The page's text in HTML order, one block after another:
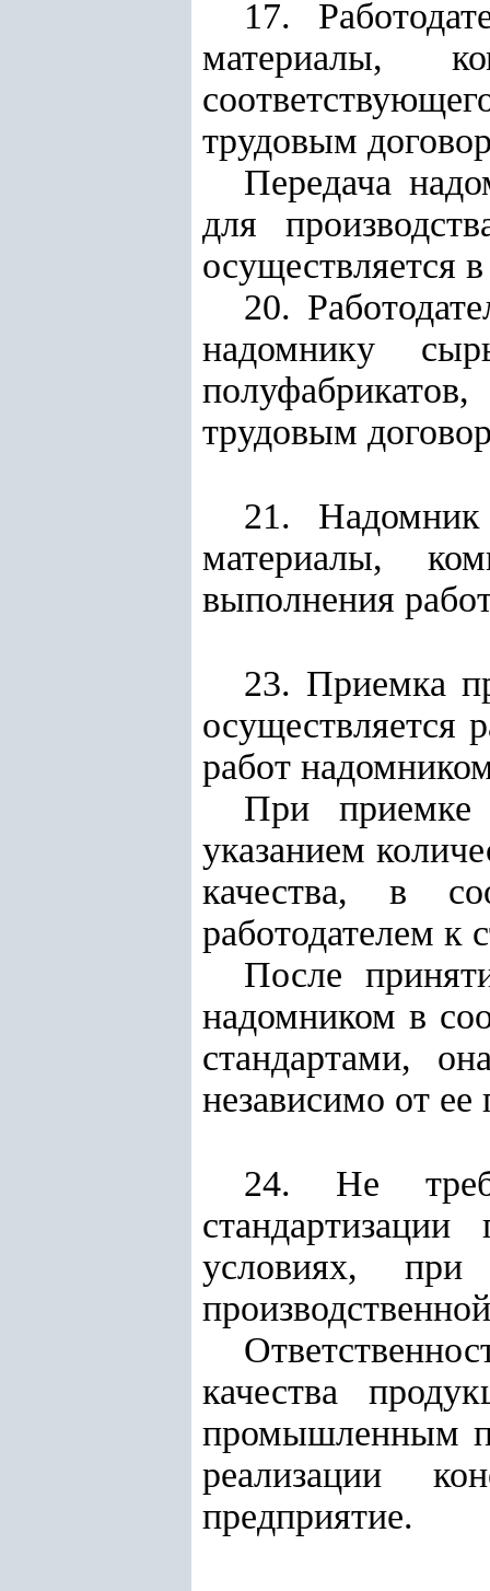
17.
материалы,
трудовым
Передача
для
осуществляется
20.
надомнику
трудовым
21. Надомник
материалы,
выполнения
23. Приемка
осуществляется
работ
При приемке
указанием
качества, в
работодателем к
После
надомником в
стандартами,
независимо от
24. Не
условиях, при
качества
промышленным
реализации
предприятие.